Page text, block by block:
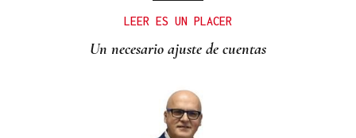
LEER ES UN PLACER
Un necesario ajuste de cuentas